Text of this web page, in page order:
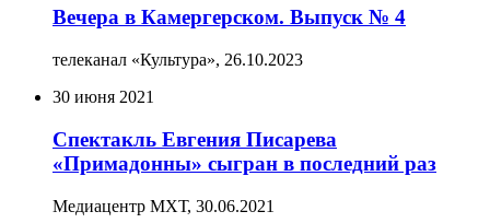
Вечера в Камергерском. Выпуск № 4
телеканал «Культура», 26.10.2023
30 июня 2021
Спектакль Евгения Писарева
«Примадонны» сыгран в последний раз
Медиацентр МХТ, 30.06.2021